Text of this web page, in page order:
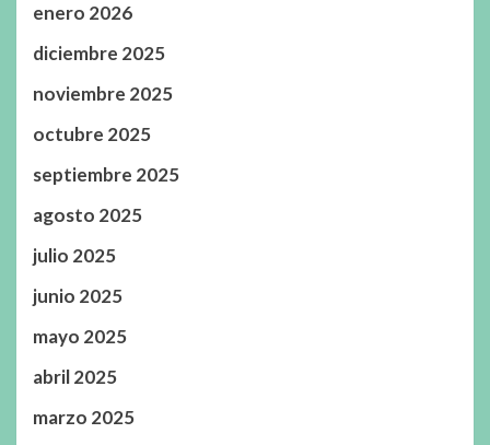
enero 2026
diciembre 2025
noviembre 2025
octubre 2025
septiembre 2025
agosto 2025
julio 2025
junio 2025
mayo 2025
abril 2025
marzo 2025